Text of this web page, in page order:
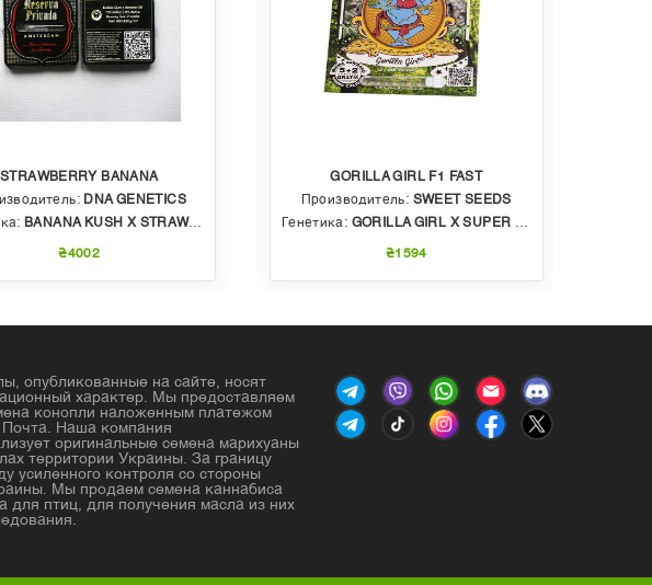
STRAWBERRY BANANA
DNA GENETICS
BANANA KUSH X STRAWBERRY PHENO OF BUBBLE GUM
₴4002
GORILLA GIRL F1 FAST
Производитель: SWEET SEEDS
Генетика: GORILLA GIRL X SUPER STRONG X SWEET GELATO AUTO
₴1594
опубликованные на сайте, носят
характер. Мы предоставляем
конопли наложенным платежом
Наша компания
оригинальные семена марихуаны
территории Украины. За границу
усиленного контроля со стороны
Мы продаем семена каннабиса
для птиц, для получения масла из них